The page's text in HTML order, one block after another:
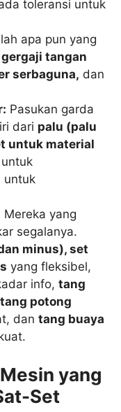
toleransi untuk
apa pun yang
gergaji tangan
serbaguna, dan
Pasukan garda
dari palu (palu
untuk material
untuk
untuk
Mereka yang
segalanya.
minus), set
yang fleksibel,
info,tang
tang potong
dantang buaya
yang
Set